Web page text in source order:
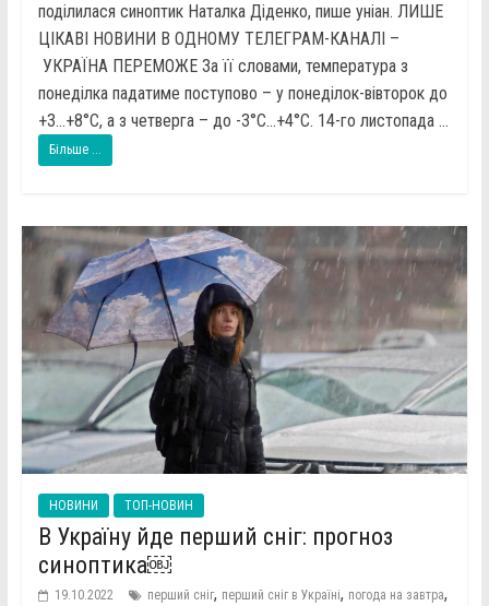
поділилася синоптик Наталка Діденко, пише уніан. ЛИШЕ
ЦІКАВІ НОВИНИ В ОДНОМУ ТЕЛЕГРАМ-КАНАЛІ –
УКРАЇНА ПЕРЕМОЖЕ За її словами, температура з
понеділка падатиме поступово – у понеділок-вівторок до
+3…+8°C, а з четверга – до -3°C…+4°C. 14-го листопада ...
Більше ...
НОВИНИ ТОП-НОВИН
В Україну йде перший сніг: прогноз
синоптика￼
19.10.2022 перший сніг, перший сніг в Україні, погода на завтра,